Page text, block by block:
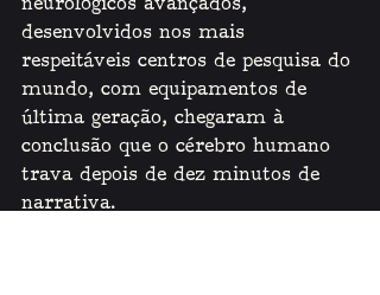
neurológicos avançados,
desenvolvidos nos mais
respeitáveis centros de pesquisa do
mundo, com equipamentos de
última geração, chegaram à
conclusão que o cérebro humano
trava depois de dez minutos de
narrativa.